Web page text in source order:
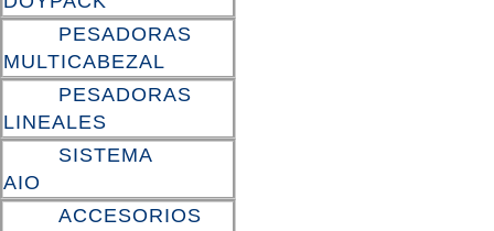
PESADORAS
MULTICABEZAL
PESADORAS
LINEALES
SISTEMA
AIO
ACCESORIOS